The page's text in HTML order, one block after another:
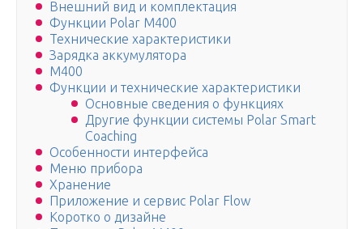
Внешний вид и комплектация
Функции Polar M400
Технические характеристики
Зарядка аккумулятора
M400
Функции и технические характеристики
Основные сведения о функциях
Другие функции системы Polar Smart
Coaching
Особенности интерфейса
Меню прибора
Хранение
Приложение и сервис Polar Flow
Коротко о дизайне